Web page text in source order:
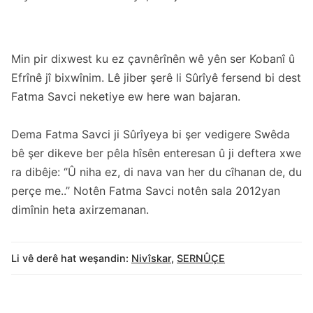
Min pir dixwest ku ez çavnêrînên wê yên ser Kobanî û
Efrînê jî bixwînim. Lê jiber şerê li Sûrîyê fersend bi dest
Fatma Savci neketiye ew here wan bajaran.
Dema Fatma Savci ji Sûrîyeya bi şer vedigere Swêda
bê şer dikeve ber pêla hîsên enteresan û ji deftera xwe
ra dibêje: ‘’Û niha ez, di nava van her du cîhanan de, du
perçe me..’’ Notên Fatma Savci notên sala 2012yan
dimînin heta axirzemanan.
Li vê derê hat weşandin: Nivîskar, SERNÛÇE